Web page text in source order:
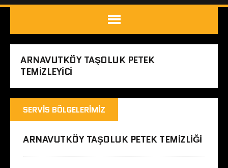
ARNAVUTKÖY TAŞOLUK PETEK
TEMIZLEYICI
SERVIS BÖLGELERIMIZ
ARNAVUTKÖY TAŞOLUK PETEK TEMIZLIĞI